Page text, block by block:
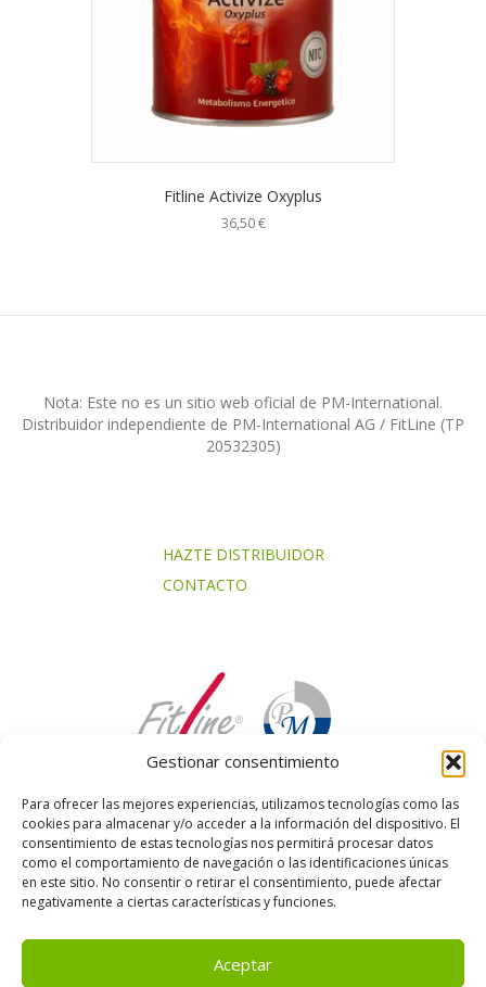
Gestionar consentimiento
Para ofrecer las mejores experiencias, utilizamos tecnologías como las
cookies para almacenar y/o acceder a la información del dispositivo. El
consentimiento de estas tecnologías nos permitirá procesar datos
como el comportamiento de navegación o las identificaciones únicas
en este sitio. No consentir o retirar el consentimiento, puede afectar
negativamente a ciertas características y funciones.
Aceptar
Fitline Activize Oxyplus
36,50€
Nota: Este no es un sitio web oficial de PM-International.
Distribuidor independiente de PM-International AG / FitLine (TP
20532305)
HAZTE DISTRIBUIDOR
CONTACTO